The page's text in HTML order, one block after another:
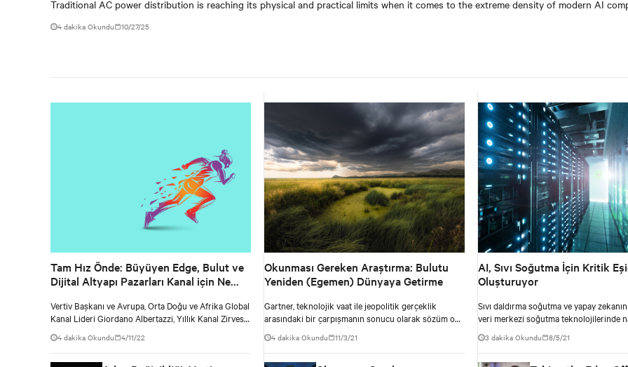
Traditional AC power distribution is reaching its physical and practical limits when it comes to the extreme density of modern AI
4 dakika Okundu 10/27/25
Tam Hız Önde: Büyüyen Edge, Bulut ve
Dijital Altyapı Pazarları Kanal için Ne
Vertiv Başkanı ve Avrupa, Orta Doğu ve Afrika Global
Kanal Lideri Giordano Albertazzi, Yıllık Kanal Zirvesi
kanal iş ortaklarına olan bağlılığının altını çizdi.
4 dakika Okundu 4/11/22
Okunması Gereken Araştırma: Bulutu
Yeniden (Egemen) Dünyaya Getirme
Gartner, teknolojik vaat ile jeopolitik gerçeklik
arasındaki bir çarpışmanın sonucu olarak sözüm ona
teknolojiler hakkındaki en son Hype Döngüsü’nü
yayımladı.
4 dakika Okundu 11/3/21
AI, Sıvı Soğutma İçin Kritik
Oluşturuyor
Sıvı daldırma soğutma ve yapay
veri merkezi soğutma teknolojilerinde
edinin.
3 dakika Okundu 8/5/21